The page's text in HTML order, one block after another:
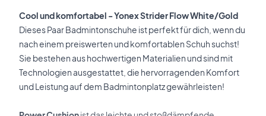
Cool und komfortabel -Yonex Strider Flow White/Gold
Dieses Paar Badmintonschuhe ist perfekt für dich, wenn du
nach einem preiswerten und komfortablen Schuh suchst!
Sie bestehen aus hochwertigen Materialien und sind mit
Technologien ausgestattet, die hervorragenden Komfort
und Leistung auf dem Badmintonplatz gewährleisten!